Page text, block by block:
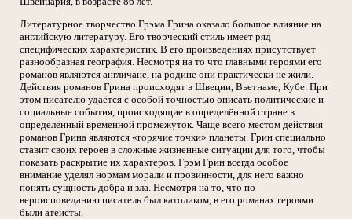
Литературное творчество Грэма Грина оказало большое влияние на
английскую литературу. Его творческий стиль имеет ряд
специфических характеристик. В его произведениях присутствует
разнообразная география. Несмотря на то что главными героями его
романов являются англичане, на родине они практически не жили.
Действия романов Грина происходят в Швеции, Вьетнаме, Кубе. При
этом писателю удаётся с особой точностью описать политические и
социальные события, происходящие в определённой стране в
определённый временной промежуток. Чаще всего местом действия
романов Грина являются «горячие точки» планеты. Грин специально
ставит своих героев в сложные жизненные ситуации для того, чтобы
показать раскрытие их характеров. Грэм Грин всегда особое
внимание уделял нормам морали и провинности, для него важно
понять сущность добра и зла. Несмотря на то, что по
вероисповеданию писатель был католиком, в его романах героями
были атеисты.